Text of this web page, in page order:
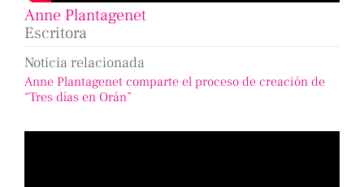
Anne Plantagenet
Escritora
Noticia relacionada
Anne Plantagenet comparte el proceso de creación de
“Tres días en Orán”